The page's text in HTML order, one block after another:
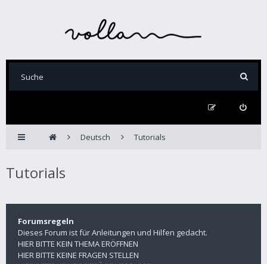
Deutsch Tutorials
Tutorials
Forumsregeln
Dieses Forum ist für Anleitungen und Hilfen gedacht.
HIER BITTE KEIN THEMA ERÖFFNEN
HIER BITTE KEINE FRAGEN STELLEN